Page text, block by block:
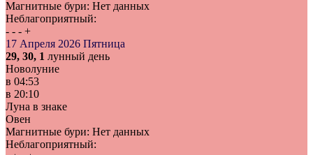
Магнитные бури: Нет данных
Неблагоприятный:
- - - +
17 Апреля 2026 Пятница
29, 30, 1 лунный день
Новолуние
в 04:53
в 20:10
Луна в знаке
Овен
Магнитные бури: Нет данных
Неблагоприятный: